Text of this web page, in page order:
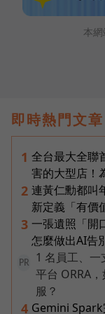
本
即時熱門文章
1 全台最大全聯
害的大型店！
2 連黃仁勳都叫
新定義「有價
3 一張遺照「開
怎麼做出AI告
PR
1 名員工、
平台 ORRA
服？
4 Gemini